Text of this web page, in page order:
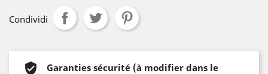
Condividi
Garanties sécurité (à modifier dans le